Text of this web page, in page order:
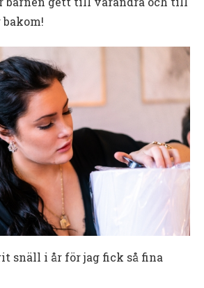
bakom!
snäll i år för jag fick så fina